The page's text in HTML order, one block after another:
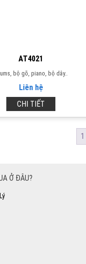
AT4021
bộ gõ, piano, bộ dây..
Liên hệ
CHI TIẾT
1
Ở ĐÂU?